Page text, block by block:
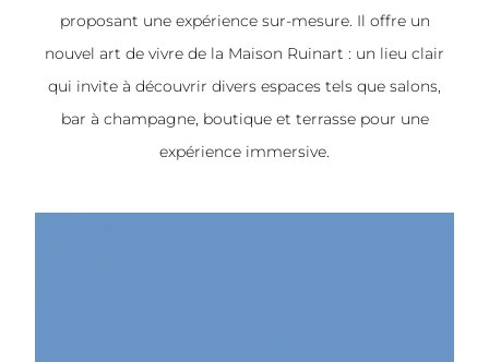
proposant une expérience sur-mesure. Il offre un
nouvel art de vivre de la Maison Ruinart : un lieu clair
qui invite à découvrir divers espaces tels que salons,
bar à champagne, boutique et terrasse pour une
expérience immersive.